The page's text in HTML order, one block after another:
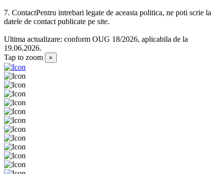
7. ContactPentru intrebari legate de aceasta politica, ne poti scrie la
datele de contact publicate pe site.
Ultima actualizare: conform OUG 18/2026, aplicabila de la
19.06.2026.
Tap to zoom
×